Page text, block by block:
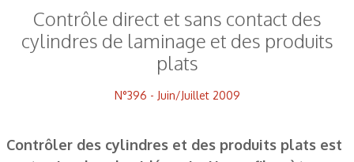
Contrôle direct et sans contact des
cylindres de laminage et des produits
plats
N°396 - Juin/Juillet 2009
Contrôler des cylindres et des produits plats est